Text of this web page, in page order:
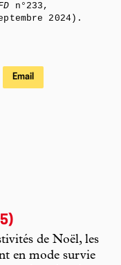
n°233,
2024).
Email
de Noël, les
en mode survie